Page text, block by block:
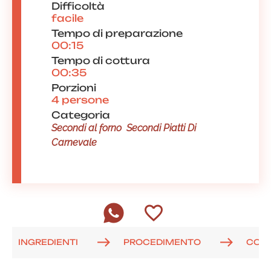
Difficoltà
facile
Tempo di preparazione
00:15
Tempo di cottura
00:35
Porzioni
4 persone
Categoria
Secondi al forno Secondi Piatti Di
Carnevale
INGREDIENTI PROCEDIMENTO